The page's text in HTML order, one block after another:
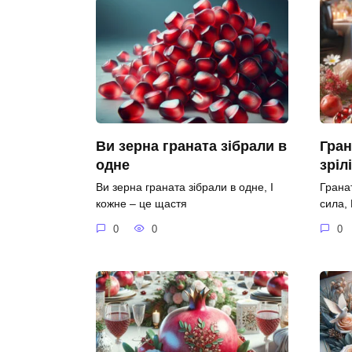
Ви зерна граната зібрали в
одне
Ви зерна граната зібрали в одне, І
кожне – це щастя
0 0
сила,
0